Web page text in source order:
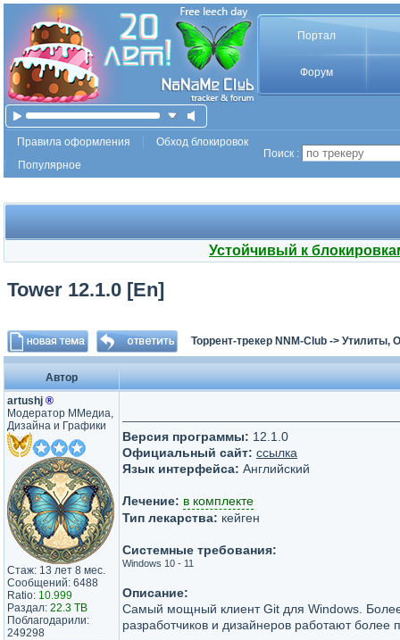
Портал
Форум
Правила оформления
Обход блокировок
Популярное
Поиск :
Устойчивый к
Tower 12.1.0 [En]
Торрент-трекер NNM-Club -> Утилиты,
Автор
artushj ®
Модератор ММедиа,
Дизайна и Графики
Стаж: 13 лет 8 мес.
Сообщений: 6488
Ratio: 10.999
Раздал: 22.3 TB
Поблагодарили:
249298
Версия программы: 12.1.0
Официальный сайт: ссылка
Язык интерфейса: Английский
Лечение: в комплекте
Тип лекарства: кейген
Системные требования:
Windows 10 - 11
Описание:
Самый мощный клиент Git для Windows.
разработчиков и дизайнеров работают более